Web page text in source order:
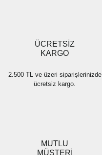
ÜCRETSİZ
KARGO
2.500 TL ve üzeri siparişlerinizde
ücretsiz kargo.
MUTLU
MÜŞTERİ